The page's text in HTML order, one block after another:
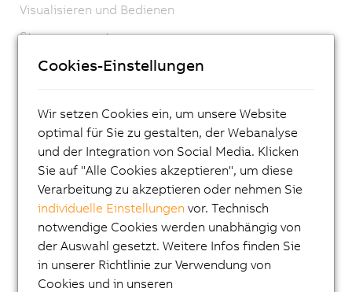
Visualisieren und Bedienen
Steuerungssysteme
I/O Systeme
Sicherheitstechnik
Antriebstechnik
Mechatronische Systeme
ACOPOS 6D
ACOPOStrak
SuperTrak
Robotics
Cookies-Einstellungen
Wir setzen Cookies ein, um unsere Website
optimal für Sie zu gestalten, der Webanalyse
und der Integration von Social Media. Klicken
Sie auf "Alle Cookies akzeptieren", um diese
Verarbeitung zu akzeptieren oder nehmen Sie
individuelle Einstellungen vor. Technisch
notwendige Cookies werden unabhängig von
der Auswahl gesetzt. Weitere Infos finden Sie
in unserer Richtlinie zur Verwendung von
Cookies und in unseren